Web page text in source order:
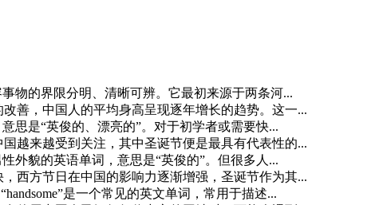
物的界限分明、清晰可辨。它最初来源于两条河...
善，中国人的平均身高呈现逐年增长的趋势。这一...
意思是“英俊的、漂亮的”。对于初学者或需要快...
越来越受到关注，其中圣诞节便是最具有代表性的...
性外貌的英语单词，意思是“英俊的”。但很多人...
西方节日在中国的影响力逐渐增强，圣诞节作为其...
是一个常见的英文单词，常用于描述...